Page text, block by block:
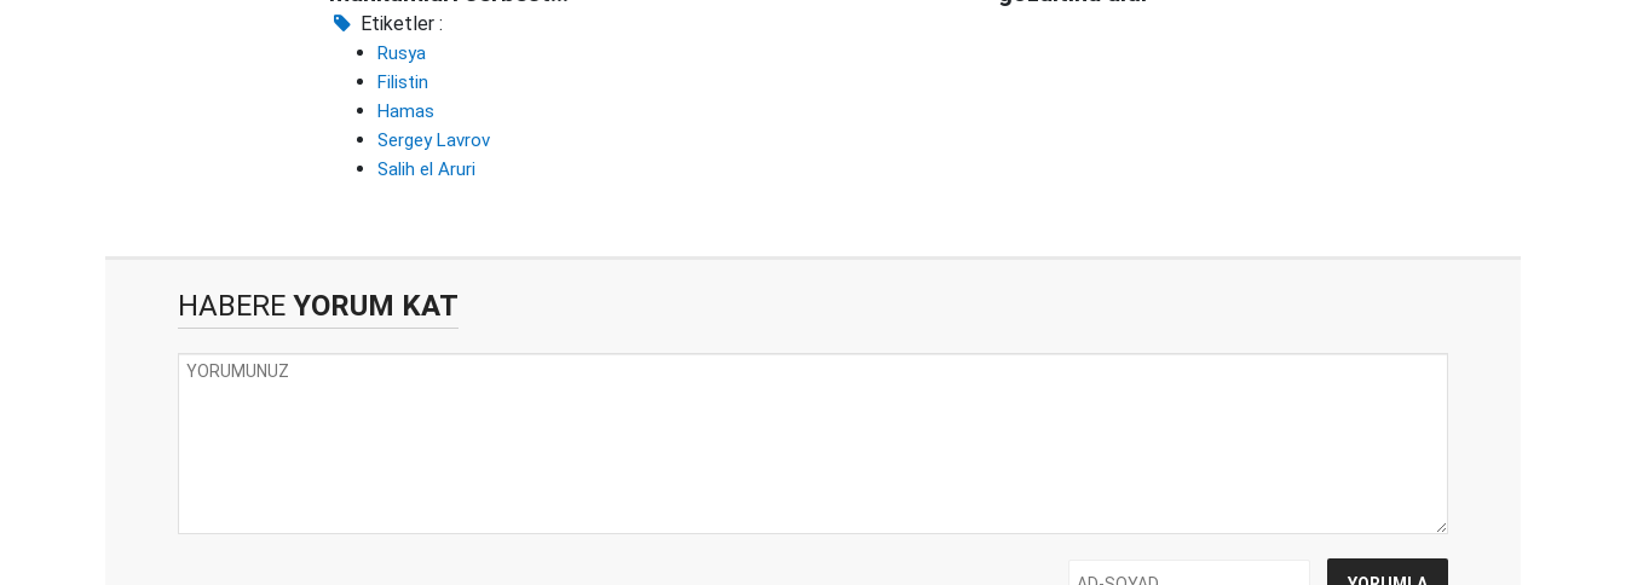
bırakmıyor
Etiketler :
Rusya
Filistin
Hamas
Sergey Lavrov
Salih el Aruri
HABERE YORUM KAT